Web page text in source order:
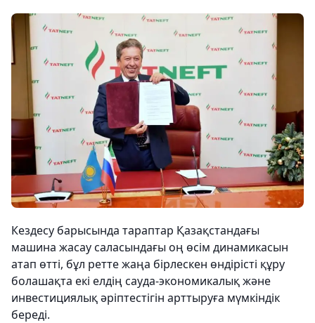
Кездесу барысында тараптар Қазақстандағы
машина жасау саласындағы оң өсім динамикасын
атап өтті, бұл ретте жаңа бірлескен өндірісті құру
болашақта екі елдің сауда-экономикалық және
инвестициялық әріптестігін арттыруға мүмкіндік
береді.